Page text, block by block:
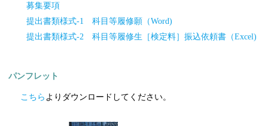
募集要項
提出書類様式-1 科目等履修願（Word)
提出書類様式-2 科目等履修生［検定料］振込依頼書（Excel)
パンフレット
こちら よりダウンロードしてください。